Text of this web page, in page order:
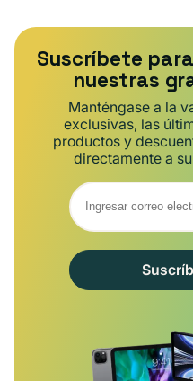
Suscríbete
nuestras
Manténgase a la
exclusivas, las
productos y
directamente a